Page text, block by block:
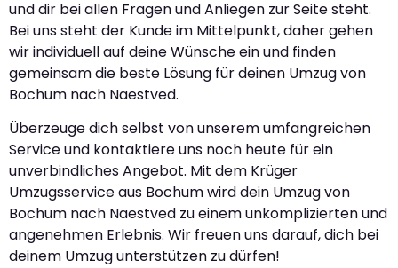
und dir bei allen Fragen und Anliegen zur Seite steht.
Bei uns steht der Kunde im Mittelpunkt, daher gehen
wir individuell auf deine Wünsche ein und finden
gemeinsam die beste Lösung für deinen Umzug von
Bochum nach Naestved.
Überzeuge dich selbst von unserem umfangreichen
Service und kontaktiere uns noch heute für ein
unverbindliches Angebot. Mit dem Krüger
Umzugsservice aus Bochum wird dein Umzug von
Bochum nach Naestved zu einem unkomplizierten und
angenehmen Erlebnis. Wir freuen uns darauf, dich bei
deinem Umzug unterstützen zu dürfen!